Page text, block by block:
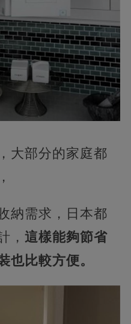
大部分的家庭都
納需求，日本都
， 這樣能夠節省
也比較方便。